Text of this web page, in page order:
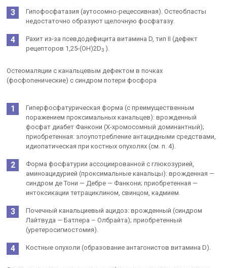
Гипофосфатазия (аутосомно-рецессивная). Остеобласты
недостаточно образуют щелочную фосфатазу.
Рахит из-за псевдодефицита витамина D, тип II (дефект
рецепторов 1,25-(ОН)2D3 ).
Остеомаляции с канальцевым дефектом в почках
(фосфопенические) с синдром потери фосфора
Гиперфосфатурическая форма (с преимущественным
поражением проксимальных канальцев): врожденный
фосфат диабет Фанкони (Х-хромосомный доминантный);
приобретенная: злоупотребление антацидными средствами,
идиопатическая при костных опухолях (см. п. 4).
Форма фосфатурии ассоциированной с глюкозурией,
аминоацидурией (проксимальные канальцы): врожденная —
синдром де Тони — Дебре — Фанкони; приобретенная —
интоксикации тетрациклином, свинцом, кадмием.
Почечный канальциевый ацидоз: врожденный (синдром
Лайтвуда — Батлера – Олбрайта); приобретенный
(уретеросигмостомия).
Костные опухоли (образование антагонистов витамина D).